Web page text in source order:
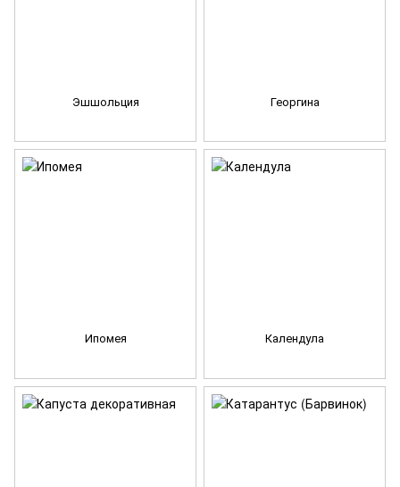
Эшшольция Георгина
Ипомея Календула